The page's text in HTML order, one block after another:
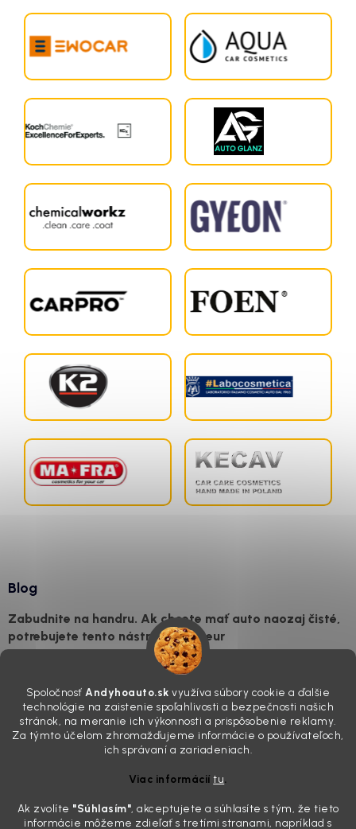
Spoločnosť Andyhoauto.sk využíva súbory cookie a ďalšie
technológie na zaistenie spoľahlivosti a bezpečnosti našich
stránok, na meranie ich výkonnosti a prispôsobenie reklamy.
Za týmto účelom zhromažďujeme informácie o používateľoch,
ich správaní a zariadeniach.
Viac informáciítu.
Ak zvolíte "Súhlasím", akceptujete a súhlasíte s tým, že tieto
informácie môžeme zdieľať s tretími stranami, napríklad s
Blog
Zabudnite na handru. Ak chcete mať auto naozaj čisté,
potrebujete tento nástroj za pár eur
„upratanom“ aute, no pri pohľade na palubnú dosku vás ide poraziť. V
mriežkach ventilácie, okolo tlačidiel a v švíkoch sedačiek na vás stále
drzo pozerá prach. Handra ani vysávač tam jednodu...
Detailing nemusí stáť výplatu: 5 kúskov autokozmetiky,
Sobotné ráno, káva v ruke a pred vami zaprášená kapota. Pre